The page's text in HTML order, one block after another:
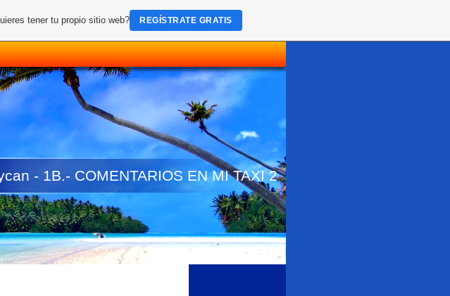
- 1B.- COMENTARIOS EN MI TAXI 2
tener tu propio sitio web? REGÍSTRATE GRATIS